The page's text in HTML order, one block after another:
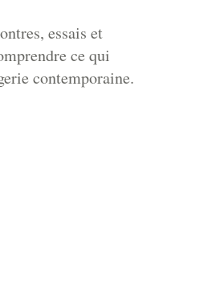
essais et
ce qui
contemporaine.